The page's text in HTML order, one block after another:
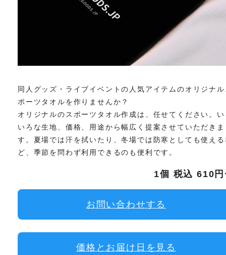
同人グッズ・ライブイベントの人気アイテムのオリジナ
ポーツタオルを作りませんか？
オリジナルのスポーツタオル作成は、任せてください。
いろな生地、価格、用途から幅広く提案させていただきま
す。夏場では汗を拭いたり、冬場では防寒としても使え
ど、季節を問わず利用できるのも便利です。
1個 税込 610
お問い合わせする
価格とお届け日を見る